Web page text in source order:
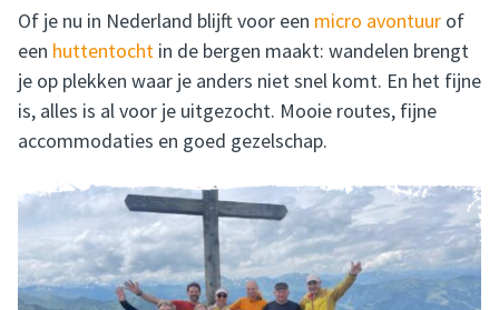
Of je nu in Nederland blijft voor een micro avontuur of
een huttentocht in de bergen maakt: wandelen brengt
je op plekken waar je anders niet snel komt. En het fijne
is, alles is al voor je uitgezocht. Mooie routes, fijne
accommodaties en goed gezelschap.